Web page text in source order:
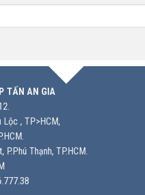
TẤN AN GIA
Lộc , TP>HCM,
Thạnh, TP.HCM.